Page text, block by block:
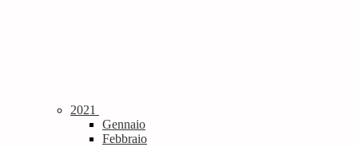
2021
Gennaio
Febbraio